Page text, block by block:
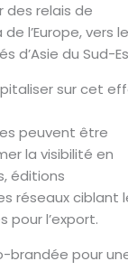
des relais de
l’Europe, vers
d’Asie du Sud-
sur cet
peuvent être
la visibilité en
éditions
réseaux ciblant
l’export.
brandée pour